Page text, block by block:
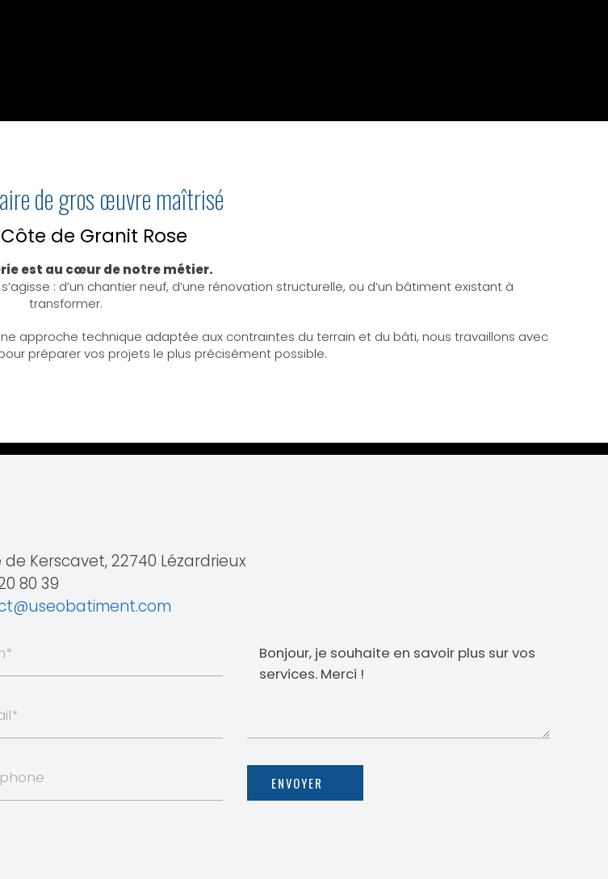
de gros œuvre maîtrisé
de Granit Rose
est au cœur de notre métier.
: d’un chantier neuf, d’une rénovation structurelle, ou d’un bâtiment existant à
transformer.
approche technique adaptée aux contraintes du terrain et du bâti, nous travaillons avec
préparer vos projets le plus précisément possible.
de Kerscavet, 22740 Lézardrieux
80 39
ENVOYER